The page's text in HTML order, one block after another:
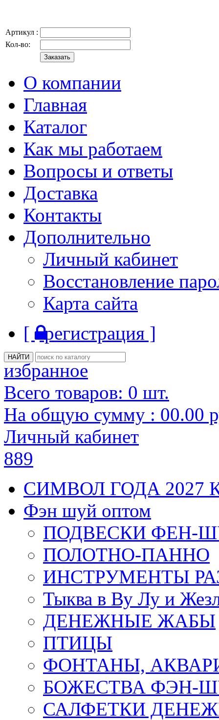
Артикул :
Кол-во:
О компании
Главная
Каталог
Как мы работаем
Вопросы и ответы
Доставка
Контакты
Дополнительно
Личный кабинет
Восстановление
Карта сайта
[ регистрация ]
избранное
Всего товаров: 0 шт.
На общую сумму : 00.00
Личный кабинет
889
СИМВОЛ ГОДА 2027
Фэн шуй оптом
ПОДВЕСКИ ФЕН-
ПОЛОТНО-ПАННО
ИНСТРУМЕНТЫ
Тыква в Ву Лу и
ДЕНЕЖНЫЕ ЖАБЫ
ПТИЦЫ
ФОНТАНЫ,
БОЖЕСТВА ФЭН-
САЛФЕТКИ